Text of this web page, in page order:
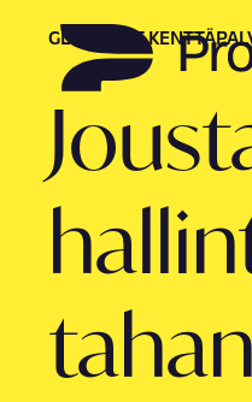
GLOBAALIT